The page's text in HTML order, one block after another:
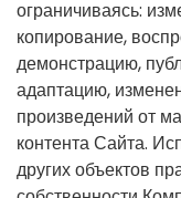
ограничиваясь:
копирование,
демонстрацию,
адаптацию,
произведений от
контента Сайта.
других объектов